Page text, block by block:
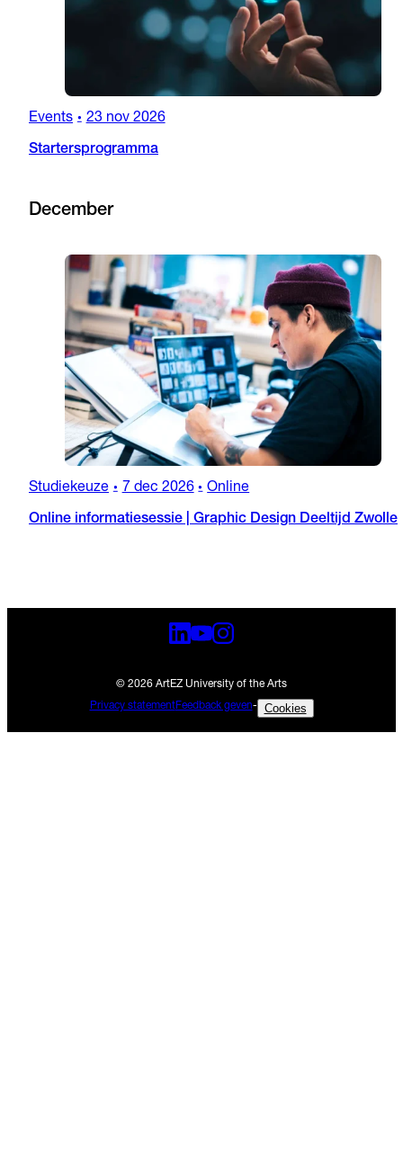
Events • 23 nov 2026
Startersprogramma
December
Studiekeuze • 7 dec 2026 • Online
Online informatiesessie | Graphic Design Deeltijd Zwolle
© 2026 ArtEZ University of the Arts
Privacy statementFeedback geven- Cookies